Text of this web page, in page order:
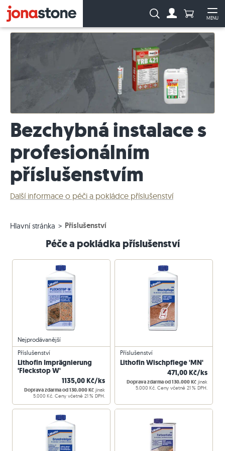
MENU
Vyhledávání:Počet
Bezchybná instalace s
profesionálním
příslušenstvím
Další informace o péči a pokládce příslušenství
Hlavní stránka Příslušenství
Péče a pokládka příslušenství
Příslušenství
Lithofin Imprägnierung
'Fleckstop W'
1135,00 Kč/ks
Doprava zdarma od 130.000 Kč jinak
5.000 Kč. Ceny včetně 21 % DPH.
Nejprodávanější
Příslušenství
Lithofin Wischpflege 'MN'
471,00 Kč/ks
Doprava zdarma od 130.000 Kč jinak
5.000 Kč. Ceny včetně 21 % DPH.